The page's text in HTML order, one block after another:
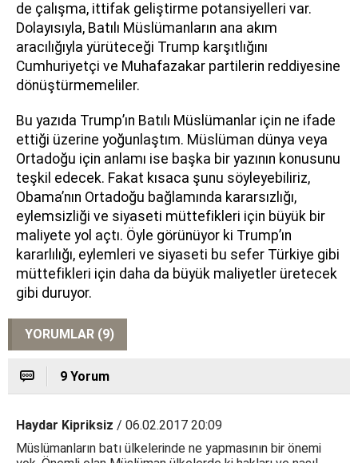
de çalışma, ittifak geliştirme potansiyelleri var.
Dolayısıyla, Batılı Müslümanların ana akım
aracılığıyla yürüteceği Trump karşıtlığını
Cumhuriyetçi ve Muhafazakar partilerin reddiyesine
dönüştürmemeliler.
Bu yazıda Trump’ın Batılı Müslümanlar için ne ifade
ettiği üzerine yoğunlaştım. Müslüman dünya veya
Ortadoğu için anlamı ise başka bir yazının konusunu
teşkil edecek. Fakat kısaca şunu söyleyebiliriz,
Obama’nın Ortadoğu bağlamında kararsızlığı,
eylemsizliği ve siyaseti müttefikleri için büyük bir
maliyete yol açtı. Öyle görünüyor ki Trump’ın
kararlılığı, eylemleri ve siyaseti bu sefer Türkiye gibi
müttefikleri için daha da büyük maliyetler üretecek
gibi duruyor.
YORUMLAR (9)
9 Yorum
Haydar Kipriksiz / 06.02.2017 20:09
Müslümanların batı ülkelerinde ne yapmasının bir önemi